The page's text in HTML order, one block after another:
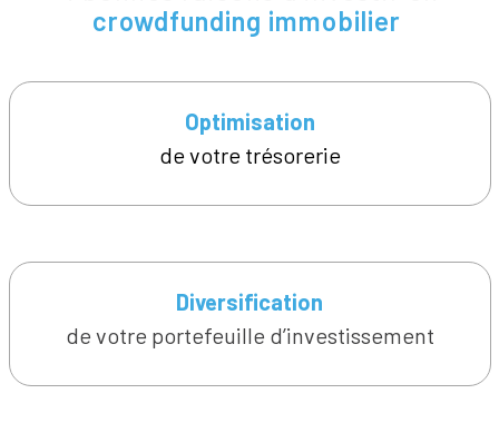
crowdfunding immobilier
Optimisation
de votre trésorerie
Diversification
de votre portefeuille d’investissement